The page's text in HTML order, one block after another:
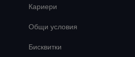
Кариери
Общи условия
Бисквитки